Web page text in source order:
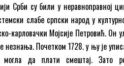
Срби су били у неравноправној
слабе српски народ у
карловачки Мојсије Петровић.
незнања. Почетком 1728. у њу је
да плати смештај. Зато